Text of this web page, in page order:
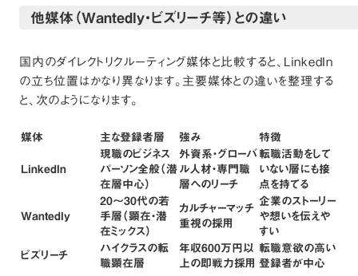
他媒体（Wantedly・ビズリーチ等）との違い
国内のダイレクトリクルーティング媒体と比較すると、LinkedIn
の立ち位置はかなり異なります。主要媒体との違いを整理する
と、次のようになります。
媒体 主な登録者層 強み
特徴
LinkedIn
現職のビジネス
パーソン全般（潜
在層中心）
外資系・グローバ
ル人材・専門職
層へのリーチ
転職活動をして
いない層にも接
点を持てる
Wantedly
20〜30代の若
手層（顕在・潜
在ミックス）
カルチャーマッチ
重視の採用
企業のストーリー
や想いを伝えや
すい
ビズリーチ
ハイクラスの転
職顕在層
年収600万円以
上の即戦力採用
転職意欲の高い
登録者が中心